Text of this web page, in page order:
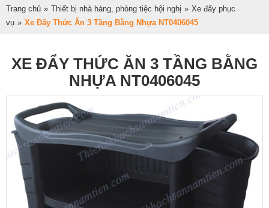
Trang chủ » Thiết bị nhà hàng, phòng tiệc hội nghị » Xe đẩy phục
vụ » Xe Đẩy Thức Ăn 3 Tầng Bằng Nhựa NT0406045
XE ĐẨY THỨC ĂN 3 TẦNG BẰNG
NHỰA NT0406045